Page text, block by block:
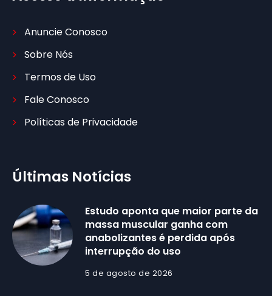
Anuncie Conosco
Sobre Nós
Termos de Uso
Fale Conosco
Políticas de Privacidade
Últimas Notícias
Estudo aponta que maior parte da
massa muscular ganha com
anabolizantes é perdida após
interrupção do uso
5 de agosto de 2026